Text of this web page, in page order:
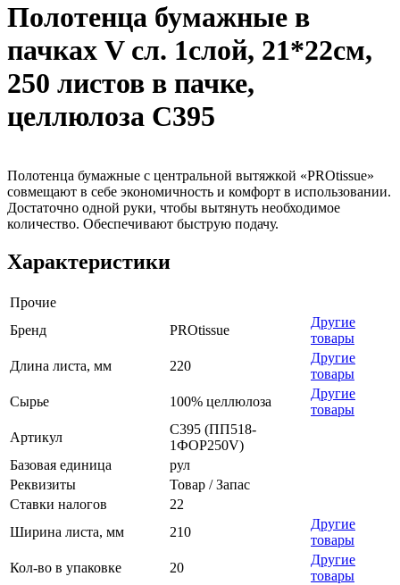
Полотенца бумажные в
пачках V сл. 1слой, 21*22см,
250 листов в пачке,
целлюлоза С395
Полотенца бумажные с центральной вытяжкой «PROtissue»
совмещают в себе экономичность и комфорт в использовании.
Достаточно одной руки, чтобы вытянуть необходимое
количество. Обеспечивают быструю подачу.
Характеристики
Прочие
Бренд
PROtissue
Другие
товары
Длина листа, мм
220
Другие
товары
Сырье
100% целлюлоза
Другие
товары
Артикул
С395 (ПП518-
1ФОР250V)
Базовая единица
рул
Реквизиты
Товар / Запас
Ставки налогов
22
Ширина листа, мм
210
Другие
товары
Кол-во в упаковке
20
Другие
товары